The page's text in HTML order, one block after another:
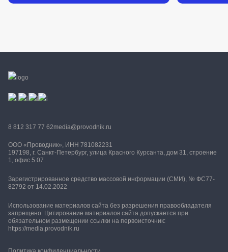
8 812 317 77 62media@provodnik.ru
ООО «Проводник», ИНН 781082231
197198, г. Санкт-Петербург, улица Красного Курсанта, дом 31, строение
1, офис 5.07
Зарегистрированное средство массовой информации (СМИ), № ФС77-
82792 от 14.02.2022
Использование материалов сайта без разрешения правообладателя
запрещено. Цитирование материалов сайта допускается при
обязательном размещении ссылки на первоисточник:
https://media.provodnik.ru